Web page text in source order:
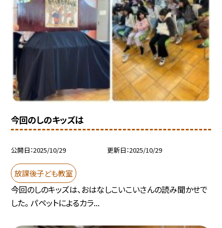
今回のしのキッズは
公開日 2025/10/29 更新日 2025/10/29
放課後子ども教室
今回のしのキッズは、おはなしこいこいさんの読み聞かせで
した。 パペットによるカラ...